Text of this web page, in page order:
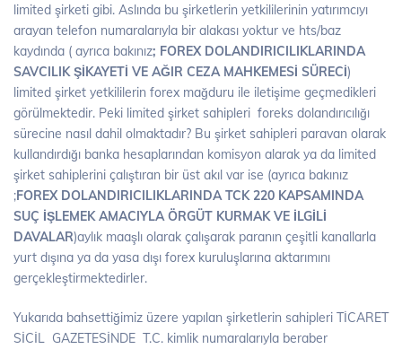
limited şirketi gibi. Aslında bu şirketlerin yetkililerinin yatırımcıyı
arayan telefon numaralarıyla bir alakası yoktur ve hts/baz
kaydında ( ayrıca bakınız; FOREX DOLANDIRICILIKLARINDA
SAVCILIK ŞİKAYETİ VE AĞIR CEZA MAHKEMESİ SÜRECİ)
limited şirket yetkililerin forex mağduru ile iletişime geçmedikleri
görülmektedir. Peki limited şirket sahipleri foreks dolandırıcılığı
sürecine nasıl dahil olmaktadır? Bu şirket sahipleri paravan olarak
kullandırdığı banka hesaplarından komisyon alarak ya da limited
şirket sahiplerini çalıştıran bir üst akıl var ise (ayrıca bakınız
;FOREX DOLANDIRICILIKLARINDA TCK 220 KAPSAMINDA
SUÇ İŞLEMEK AMACIYLA ÖRGÜT KURMAK VE İLGİLİ
DAVALAR)aylık maaşlı olarak çalışarak paranın çeşitli kanallarla
yurt dışına ya da yasa dışı forex kuruluşlarına aktarımını
gerçekleştirmektedirler.
Yukarıda bahsettiğimiz üzere yapılan şirketlerin sahipleri TİCARET
SİCİL GAZETESİNDE T.C. kimlik numaralarıyla beraber